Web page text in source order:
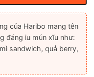
của Haribo mang tên
đáng iu mún xĩu như:
sandwich, quả berry,